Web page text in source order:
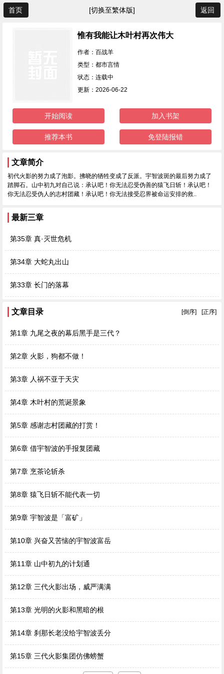
首页 [切换至繁体版] 返回
惟有我能让木叶村再次伟大
作者：百战羊
类型：都市言情
状态：连载中
更新：2026-06-22
开始阅读 加入书架
推荐本书 免登陆报错
文章简介
初代火影的努力成了泡影。拂晓的牺牲变成了反派。宇智波斑的最后努力成了
踏脚石。山中初九对自己说：承认吧！你无法忍受伪善的猿飞日斩！承认吧！
你无法忍受伪人的志村团藏！承认吧！你无法接受忍界被命运安排的救..
最新三章
第35章 真·灭世危机
第34章 大蛇丸出山
第33章 长门的落幕
文章目录 [正序]
[倒序]
第1章 九尾之夜的幕后黑手是三代？
第2章 火影，狗都不做！
第3章 人祸不亚于天灾
第4章 木叶村的荒诞景象
第5章 感谢志村团藏的打赏！
第6章 借宇智波的手报复团藏
第7章 烹茶论斩杀
第8章 猿飞日斩不能代表一切
第9章 宇智波是「富矿」
第10章 兴奋又苦恼的宇智波富岳
第11章 山中初九的计划通
第12章 三代火影出场，威严满满
第13章 光明的火影和黑暗的根
第14章 刹那长老没给宇智波丢分
第15章 三代火影集团仿佛螃蟹